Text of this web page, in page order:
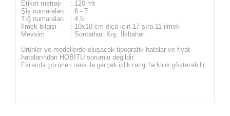
Etiket metrajı
: 120 mt
Şiş numaraları
: 6 - 7
Tığ numaraları
: 4,5
İlmek bilgisi
: 10x10 cm ölçü için 17 sıra 11 ilmek
Mevsim
: Sonbahar, Kış, İlkbahar
Ürünler ve modellerde oluşacak tipografik hatalar ve fiyat
hatalarından HOBİTU sorumlu değildir.
Ekranda görünen renk ile gerçek iplik rengi farklılık gösterebilir.